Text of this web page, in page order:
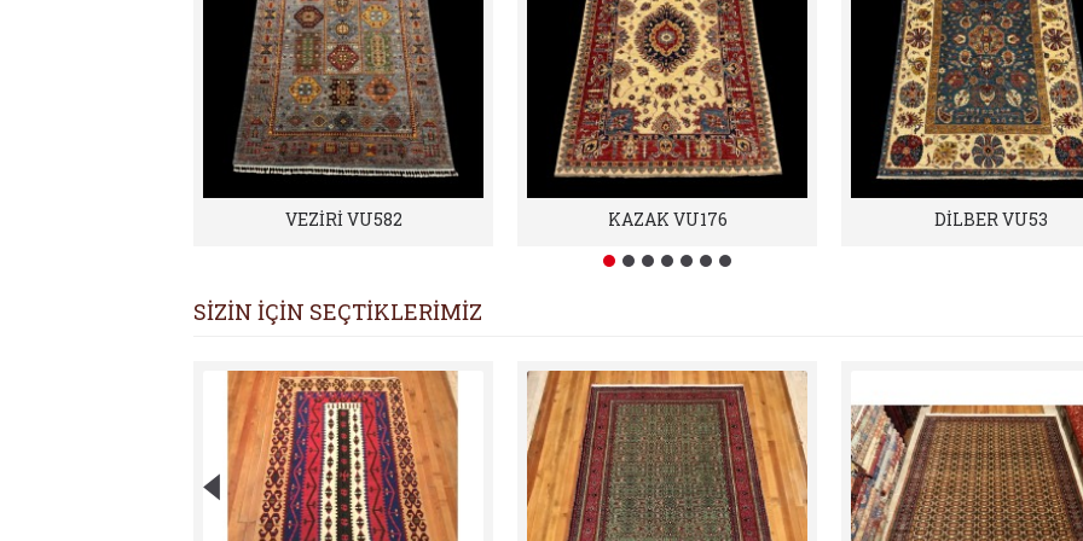
VEZİRİ VU582 KAZAK VU176 DİLBER VU53
SİZİN İÇİN SEÇTİKLERİMİZ